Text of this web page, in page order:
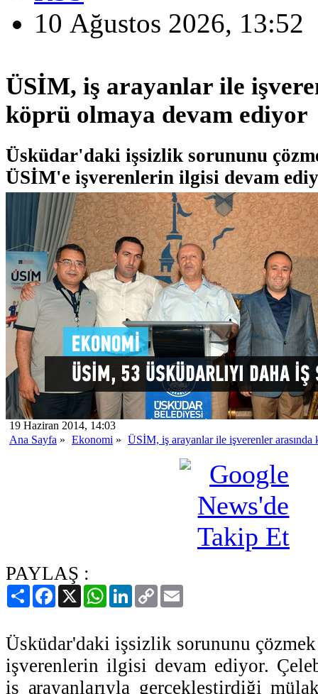
10 Ağustos 2026, 13:52
ÜSİM, iş arayanlar ile
köprü olmaya devam ediyor
Üsküdar'daki işsizlik sorununu
ÜSİM'e işverenlerin ilgisi devam
19 Haziran 2014, 14:03
Ana Sayfa » Ekonomi » ÜSİM, iş arayanlar ile işverenler
PAYLAŞ :
PaylaşFacebook
X WhatsAppLinkedIn
Copy
Link
Üsküdar'daki işsizlik sorununu
işverenlerin ilgisi devam ediyor.
iş arayanlarıyla gerçekleştirdiği